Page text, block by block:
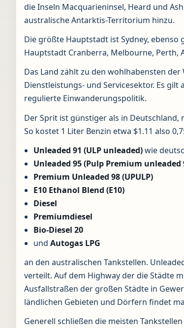
die Inseln Macquarieninsel, Heard und
australische Antarktis-Territorium hinzu.
Die größte Hauptstadt ist Sydney, ebenso
Hauptstadt Cranberra, Melbourne, Perth,
Das Land zählt zu den wohlhabensten
Dienstleistungs- und Servicesektor. Es
regulierte Einwanderungspolitik.
Der Sprit ist günstiger als in
So kostet 1 Liter Benzin etwa $1.11 also
Unleaded 91 (ULP unleaded)wie
Unleaded 95 (Pulp Premium unleaded
Premium Unleaded 98 (UPULP)
E10 Ethanol Blend (E10)
Diesel
Premiumdiesel
Bio-Diesel 20
undAutogas LPG
an den australischen Tankstellen.
verteilt. Auf dem Highway der die Städte
Ausfallstraßen der großen Städte in
ländlichen Gebieten und Dörfern findet
Generell schließen die meisten